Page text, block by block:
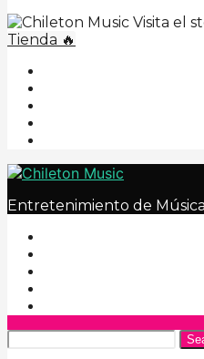
Visita el
Tienda 🔥
Entretenimiento de